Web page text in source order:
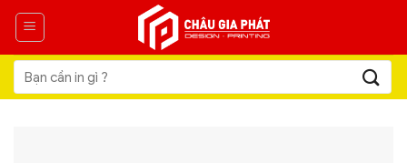
Skip
content
Tìm
kiếm: